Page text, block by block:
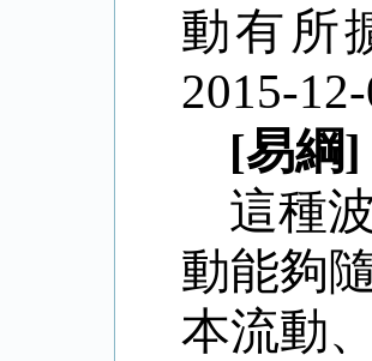
動有所
2015-
[易綱]
這種
動能夠
本流動